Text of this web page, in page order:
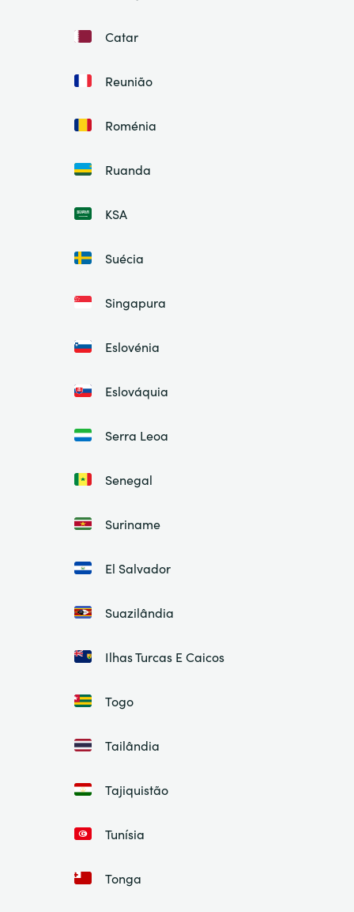
Catar
Reunião
Roménia
Ruanda
KSA
Suécia
Singapura
Eslovénia
Eslováquia
Serra Leoa
Senegal
Suriname
El Salvador
Suazilândia
Ilhas Turcas E Caicos
Togo
Tailândia
Tajiquistão
Tunísia
Tonga